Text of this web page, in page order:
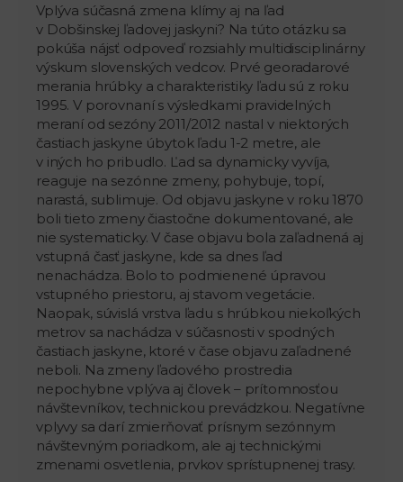
Vplýva súčasná zmena klímy aj na ľad
v Dobšinskej ľadovej jaskyni? Na túto otázku sa
pokúša nájsť odpoveď rozsiahly multidisciplinárny
výskum slovenských vedcov. Prvé georadarové
merania hrúbky a charakteristiky ľadu sú z roku
1995. V porovnaní s výsledkami pravidelných
meraní od sezóny 2011/2012 nastal v niektorých
častiach jaskyne úbytok ľadu 1-2 metre, ale
v iných ho pribudlo. Ľad sa dynamicky vyvíja,
reaguje na sezónne zmeny, pohybuje, topí,
narastá, sublimuje. Od objavu jaskyne v roku 1870
boli tieto zmeny čiastočne dokumentované, ale
nie systematicky. V čase objavu bola zaľadnená aj
vstupná časť jaskyne, kde sa dnes ľad
nenachádza. Bolo to podmienené úpravou
vstupného priestoru, aj stavom vegetácie.
Naopak, súvislá vrstva ľadu s hrúbkou niekoľkých
metrov sa nachádza v súčasnosti v spodných
častiach jaskyne, ktoré v čase objavu zaľadnené
neboli. Na zmeny ľadového prostredia
nepochybne vplýva aj človek – prítomnosťou
návštevníkov, technickou prevádzkou. Negatívne
vplyvy sa darí zmierňovať prísnym sezónnym
návštevným poriadkom, ale aj technickými
zmenami osvetlenia, prvkov sprístupnenej trasy.